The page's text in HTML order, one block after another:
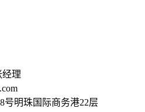
经理
号明珠国际商务港22层